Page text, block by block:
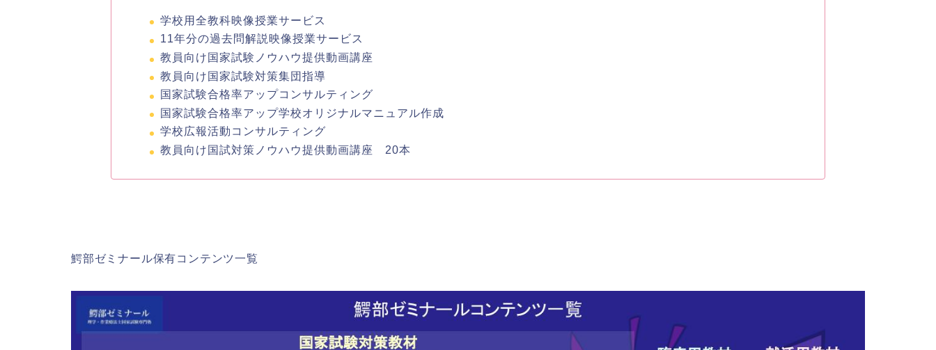
学校用全教科映像授業サービス
11年分の過去問解説映像授業サービス
教員向け国家試験ノウハウ提供動画講座
教員向け国家試験対策集団指導
国家試験合格率アップコンサルティング
国家試験合格率アップ学校オリジナルマニュアル作成
学校広報活動コンサルティング
教員向け国試対策ノウハウ提供動画講座 20本
鰐部ゼミナール保有コンテンツ一覧